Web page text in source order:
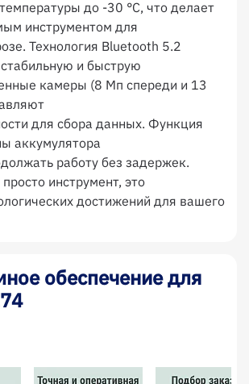
до -30 °C, что делает
инструментом для
Технология Bluetooth 5.2
и быструю
камеры (8 Мп спереди и 13
для сбора данных. Функция
аккумулятора
работу без задержек.
инструмент, это
достижений для вашего
обеспечение для